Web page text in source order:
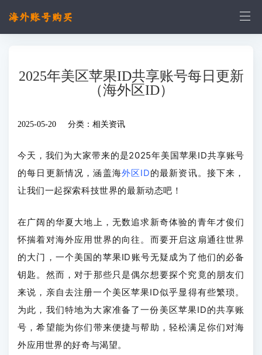
2025年美区苹果ID共享账号每日更新
（海外区ID）
2025-05-20 分类： 相关资讯
今天，我们为大家带来的是2025年美国苹果ID共享账号
的每日更新情况，涵盖海外区ID的最新资讯。接下来，
让我们一起探索科技世界的最新动态吧！
在广阔的华夏大地上，无数追求新奇体验的青年才俊们
怀揣着对海外应用世界的向往。而要开启这扇通往世界
的大门，一个美国的苹果ID账号无疑成为了他们的必备
钥匙。然而，对于那些只是偶尔想要探个究竟的朋友们
来说，亲自去注册一个美区苹果ID似乎显得有些繁琐。
为此，我们特地为大家准备了一份美区苹果ID的共享账
号，希望能为你们带来便捷与帮助，轻松满足你们对海
外应用世界的好奇与渴望。